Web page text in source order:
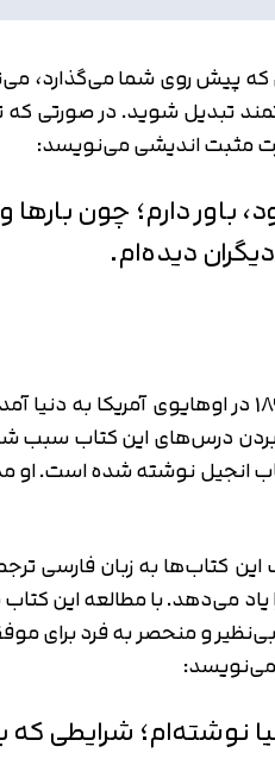
که پیش روی شما می‌گذارد،
شوید. در صورتی که
مثبت اندیشی می‌نویسد:
دارم؛ چون بارها و
دیده‌ام.
بردن درس‌های این کتاب
انجیل نوشته شده است. او
کتاب‌ها به زبان فارسی
یاد می‌دهد. با مطالعه این
نوشته‌ام؛ شرایطی